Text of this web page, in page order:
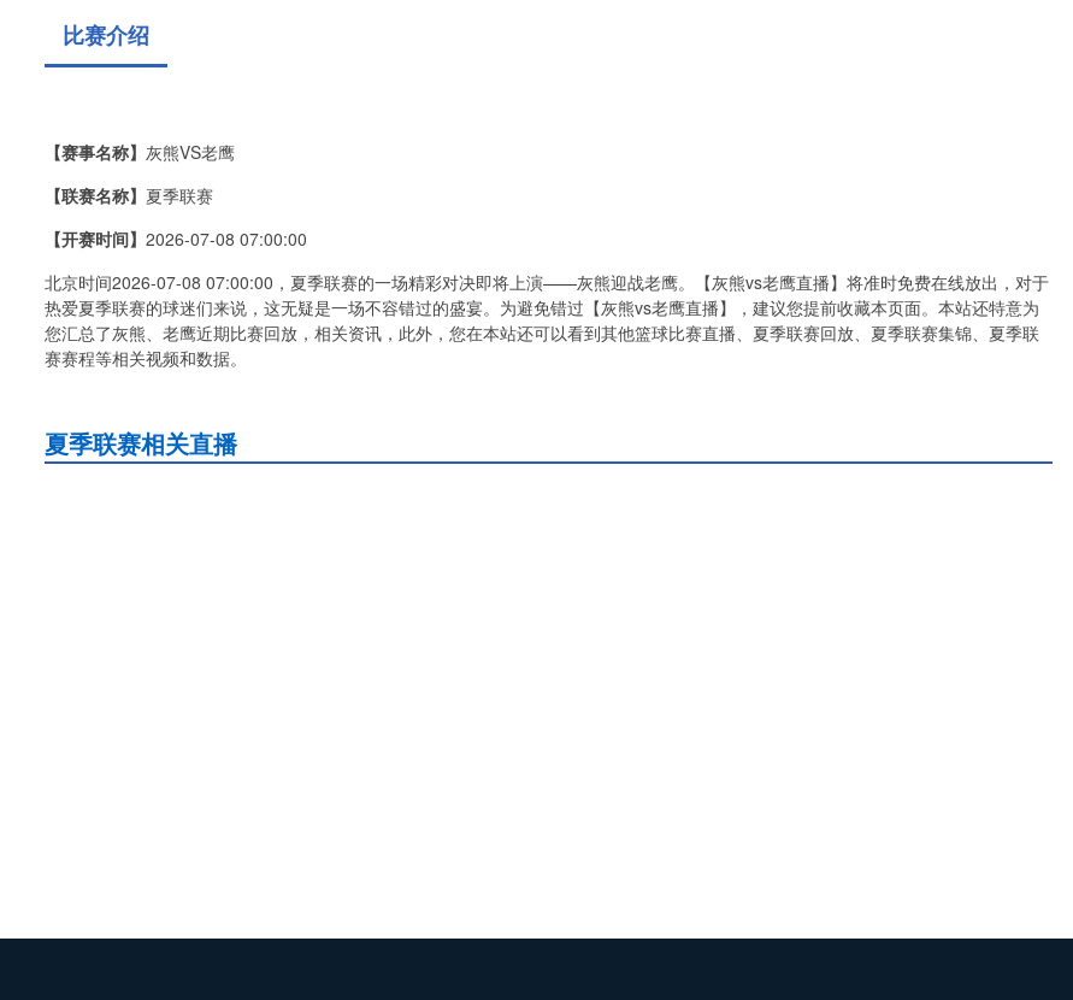
比赛介绍
【赛事名称】 灰熊VS老鹰
【联赛名称】 夏季联赛
【开赛时间】 2026-07-08 07:00:00
北京时间2026-07-08 07:00:00，夏季联赛的一场精彩对决即将上演——灰熊迎战老鹰。【灰熊vs老鹰直播】将准时免费在线放出，对于
热爱夏季联赛的球迷们来说，这无疑是一场不容错过的盛宴。为避免错过【灰熊vs老鹰直播】，建议您提前收藏本页面。本站还特意为
您汇总了灰熊、老鹰近期比赛回放，相关资讯，此外，您在本站还可以看到其他篮球比赛直播、夏季联赛回放、夏季联赛集锦、夏季联
赛赛程等相关视频和数据。
夏季联赛相关直播